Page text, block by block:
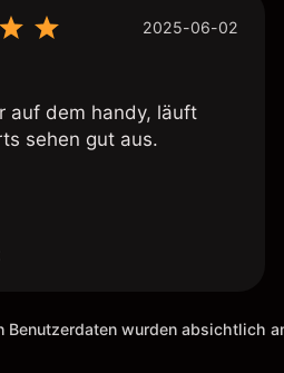
2025-06-02
auf dem handy, läuft
sehen gut aus.
wurden absichtlich